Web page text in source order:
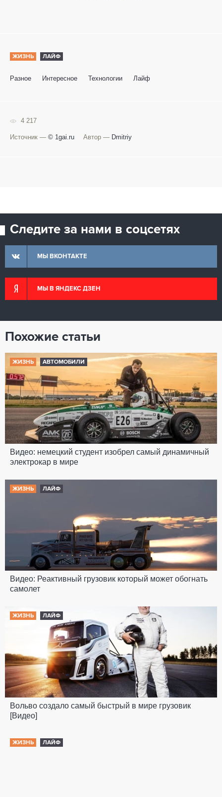
ЖИЗНЬ ЛАЙФ
Разное Интересное Технологии Лайф
4 217
Источник — © 1gai.ru Автор — Dmitriy
Следите за нами в соцсетях
МЫ ВКОНТАКТЕ
МЫ В ЯНДЕКС ДЗЕН
Похожие статьи
ЖИЗНЬ АВТОМОБИЛИ
Видео: немецкий студент изобрел самый динамичный
электрокар в мире
ЖИЗНЬ ЛАЙФ
Видео: Реактивный грузовик который может обогнать
самолет
ЖИЗНЬ ЛАЙФ
Вольво создало самый быстрый в мире грузовик
[Видео]
ЖИЗНЬ ЛАЙФ